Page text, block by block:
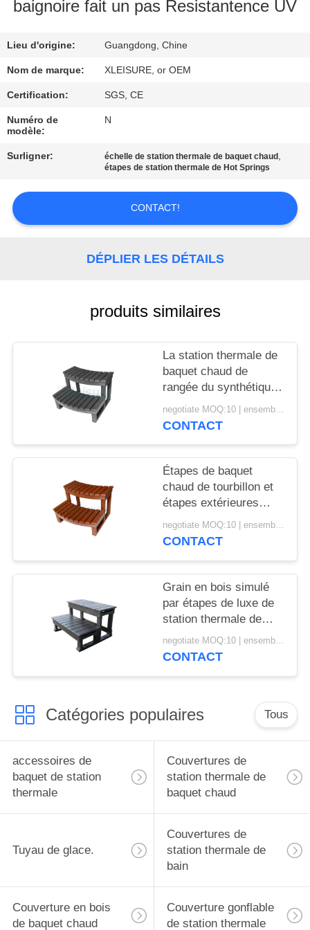
CONTROL
CONTACT
US
REQUEST
A
QUOTE
PLAN
DU
baignoire fait un pas Resistantence UV
Lieu d'origine: Guangdong, Chine
Nom de marque: XLEISURE, or OEM
Certification: SGS, CE
Numéro de
modèle:
N
Surligner: échelle de station thermale de baquet chaud ,
étapes de station thermale de Hot Springs
CONTACT!
DÉPLIER LES DÉTAILS
produits similaires
La station thermale de
baquet chaud de
rangée du synthétique
2 fait un pas la couleur
grise imperméable
negotiate MOQ:10 | ensemble 100
CONTACT
Étapes de baquet
chaud de tourbillon et
étapes extérieures
résistantes de station
thermale d'accessoires
negotiate MOQ:10 | ensemble 100
CONTACT
Grain en bois simulé
par étapes de luxe de
station thermale de
signature de rangée
d'étapes 2 de station
negotiate MOQ:10 | ensemble 100
CONTACT
Catégories populaires Tous
accessoires de
baquet de station
thermale
Couvertures de
station thermale de
baquet chaud
Tuyau de glace.
Couvertures de
station thermale de
bain
Couverture en bois
de baquet chaud
Couverture gonflable
de station thermale